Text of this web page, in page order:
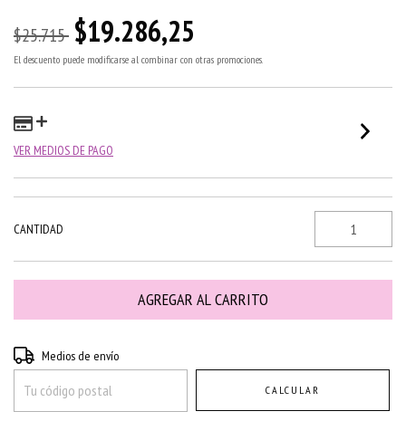
$25.715 $19.286,25
El descuento puede modificarse al combinar con otras promociones.
VER MEDIOS DE PAGO
CANTIDAD
Entregas para el CP:
Medios de envío
CALCULAR